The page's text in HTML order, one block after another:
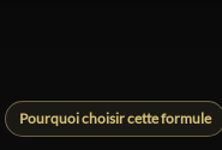
Pourquoi choisir cette formule